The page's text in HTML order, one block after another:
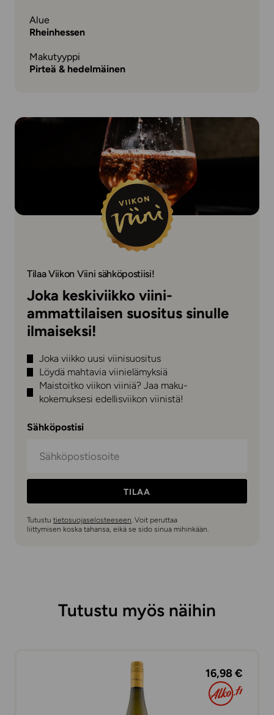
Alue
Rheinhessen
Makutyyppi
Pirteä & hedelmäinen
Tilaa Viikon Viini sähköpostiisi!
Joka keskiviikko viini-
ammattilaisen suositus sinulle
ilmaiseksi!
Joka viikko uusi viinisuositus
Löydä mahtavia viinielämyksiä
Maistoitko viikon viiniä? Jaa maku-
kokemuksesi edellisviikon viinistä!
Sähköpostisi
TILAA
Tutustu tietosuojaselosteeseen. Voit peruttaa
liittymisen koska tahansa, eikä se sido sinua mihinkään.
Tutustu myös näihin
16,98 €